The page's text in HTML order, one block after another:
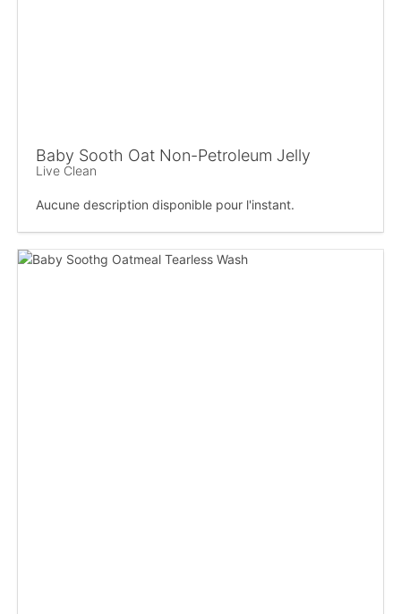
Baby Sooth Oat Non-Petroleum Jelly
Live Clean
Aucune description disponible pour l'instant.